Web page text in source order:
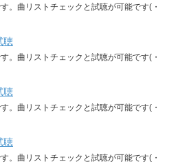
。曲リストチェックと試聴が可能です(・
聴
。曲リストチェックと試聴が可能です(・
聴
。曲リストチェックと試聴が可能です(・
聴
。曲リストチェックと試聴が可能です(・